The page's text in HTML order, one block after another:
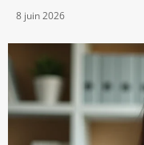
8 juin 2026